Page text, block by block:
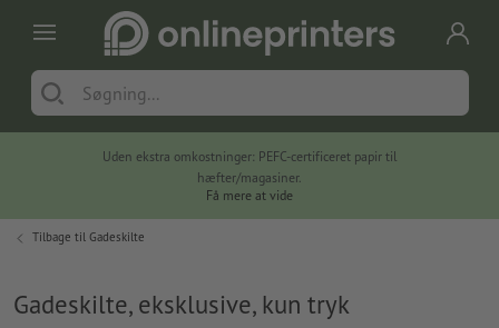
Uden ekstra omkostninger: PEFC-certificeret papir til
hæfter/magasiner.
Få mere at vide
Tilbage til Gadeskilte
Gadeskilte, eksklusive, kun tryk